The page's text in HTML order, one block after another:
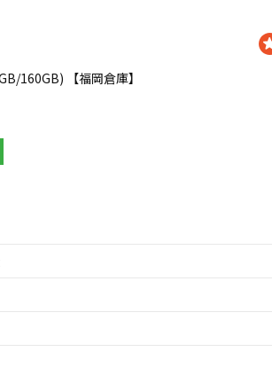
160GB) 【福岡倉庫】